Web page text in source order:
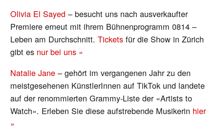
Olivia El Sayed – besucht uns nach ausverkaufter
Premiere erneut mit ihrem Bühnenprogramm 0814 –
Leben am Durchschnitt.Tickets für die Show in Zürich
gibt es nur bei uns »
Natalie Jane– gehört im vergangenen Jahr zu den
meistgesehenen KünstlerInnen auf TikTok und landete
auf der renommierten Grammy-Liste der «Artists to
Watch». Erleben Sie diese aufstrebende Musikerin hier
»